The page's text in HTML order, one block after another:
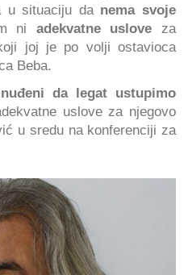
u situaciju da nema svoje
ni adekvatne uslove za
joj je po volji ostavioca
Beba.
da legat ustupimo
uslove za njegovo
u sredu na konferenciji za